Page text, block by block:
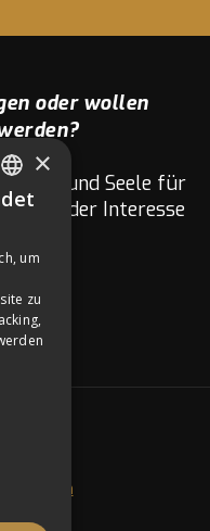
oder wollen
Herz und Seele für
oder Interesse
werden
GERMAN
×
um
zu